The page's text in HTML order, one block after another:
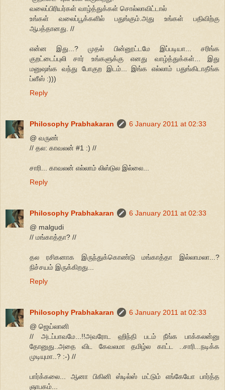
வலைப்பிரியர்கள் வாழ்த்துக்கள் சொல்லாவிட்டால்
உங்கள் வலைப்பூக்களில் பதுங்கும்.அது உங்கள் பதிவிற்கு
ஆபத்தானது. //
என்ன இது...? முதல் பின்னூட்டமே இப்படியா... சரிங்க
குறட்டைப்புலி சார் உங்களுக்கு எனது வாழ்த்துக்கள்... இது
மனுஷங்க வந்து போகுற இடம்... இங்க எல்லாம் பதுங்கிடாதீங்க
ப்ளீஸ் :)))
Reply
Philosophy Prabhakaran
6 January 2011 at 02:33
@ வருண்
// தல: காவலன் #1 :) //
சாரி... காவலன் எல்லாம் லிஸ்டுல இல்லை...
Reply
Philosophy Prabhakaran
6 January 2011 at 02:33
@ malgudi
// மங்காத்தா? //
தல ரசிகனாக இருந்துக்கொண்டு மங்காத்தா இல்லாமலா...?
நிச்சயம் இருக்கிறது...
Reply
Philosophy Prabhakaran
6 January 2011 at 02:33
@ ஜெய்லானி
// அடப்பாவமே...!!அவரோட ஹிந்தி படம் நீங்க பாக்கலன்னு
தோனுது..அதை விட கேவலமா தமிழ்ல காட்ட ..சாரி...நடிக்க
முடியுமா..? :-) //
பார்க்கலை... ஆனா பிகினி ஸ்டில்ஸ் மட்டும் எங்கேயோ பார்த்த
ஞாபகம்...